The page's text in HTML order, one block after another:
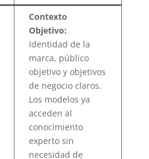
Contexto
Objetivo:
Identidad de la
marca, público
objetivo y objetivos
de negocio claros.
Los modelos ya
acceden al
conocimiento
experto sin
necesidad de